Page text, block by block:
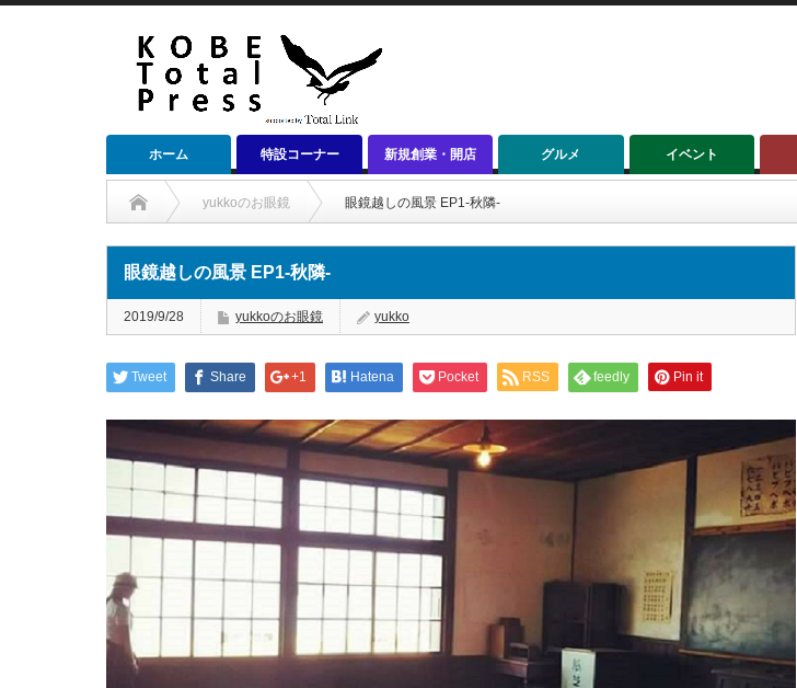
ホーム 特設コーナー 新規創業・開店 グルメ イベント
yukkoのお眼鏡 眼鏡越しの風景 EP1‐秋隣‐
眼鏡越しの風景 EP1‐秋隣‐
2019/9/28 yukkoのお眼鏡 yukko
Tweet Share +1 Hatena Pocket RSS feedly Pin it